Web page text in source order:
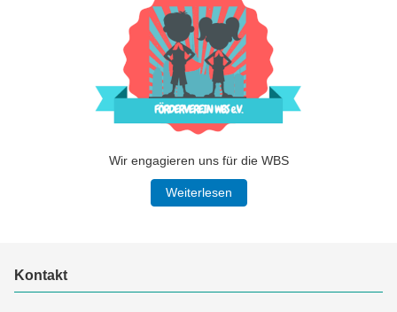
Wir engagieren uns für die WBS
Weiterlesen
Kontakt